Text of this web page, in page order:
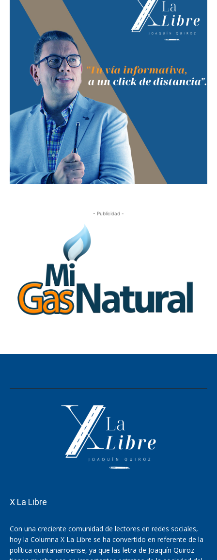
X La Libre
Con una creciente comunidad de lectores en redes sociales,
hoy la Columna X La Libre se ha convertido en referente de la
política quintanarroense, ya que las letra de Joaquín Quiroz